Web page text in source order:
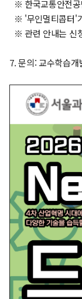
※ 한국교통안전
※ '무인멀티콥터'
※ 관련 안내는 신
7. 문의: 교수학습